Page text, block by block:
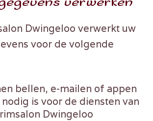
Dwingeloo verwerkt uw
voor de volgende
bellen, e-mailen of appen
is voor de diensten van
Dwingeloo